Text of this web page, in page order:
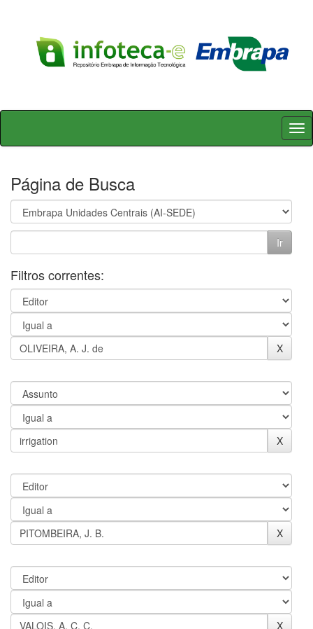
Skip
Página de Busca
Filtros correntes: